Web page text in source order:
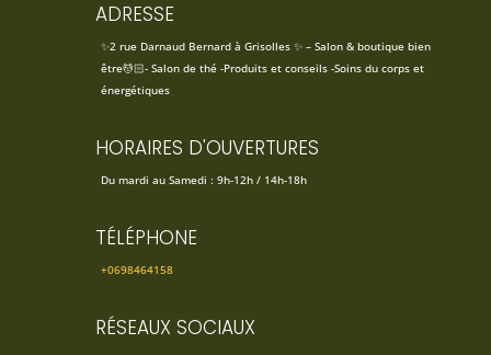
ADRESSE
✨2 rue Darnaud Bernard à Grisolles ✨ – Salon & boutique bien
être💆🏻- Salon de thé -Produits et conseils -Soins du corps et
énergétiques
HORAIRES D'OUVERTURES
Du mardi au Samedi : 9h-12h / 14h-18h
TÉLÉPHONE
+0698464158
RÉSEAUX SOCIAUX